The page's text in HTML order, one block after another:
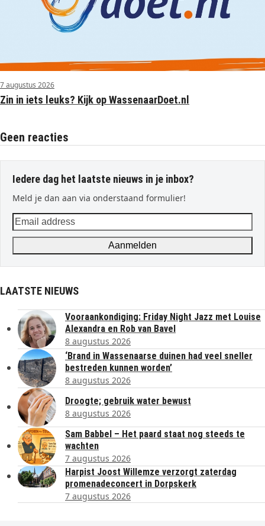
7 augustus 2026
Zin in iets leuks? Kijk op WassenaarDoet.nl
Geen reacties
Iedere dag het laatste nieuws in je inbox?
Meld je dan aan via onderstaand formulier!
Email
address
Aanmelden
LAATSTE NIEUWS
Vooraankondiging: Friday Night Jazz met Louise
Alexandra en Rob van Bavel
8 augustus 2026
‘Brand in Wassenaarse duinen had veel sneller
bestreden kunnen worden’
8 augustus 2026
Droogte; gebruik water bewust
8 augustus 2026
Sam Babbel – Het paard staat nog steeds te
wachten
7 augustus 2026
Harpist Joost Willemze verzorgt zaterdag
promenadeconcert in Dorpskerk
7 augustus 2026